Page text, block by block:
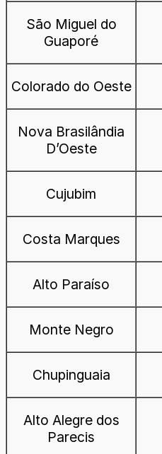
São Miguel do
Guaporé
Colorado do Oeste
Nova Brasilândia
D’Oeste
Cujubim
Costa Marques
Alto Paraíso
Monte Negro
Chupinguaia
Alto Alegre dos
Parecis